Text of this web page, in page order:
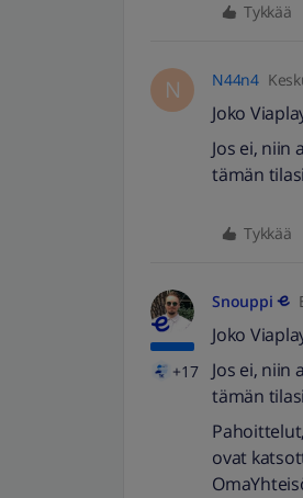
Tykkää
N N44n4
Joko
Jos ei, niin
tämän
Tykkää
+17
Snouppi
Joko
Jos ei, niin
tämän
ovat